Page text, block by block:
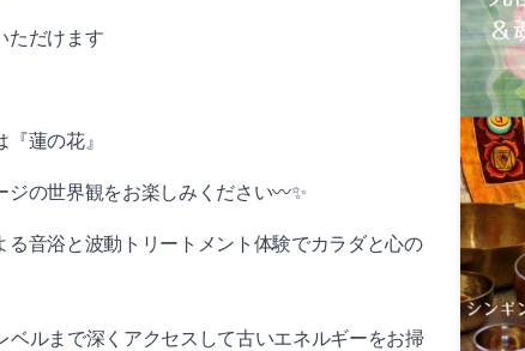
ただけます
蓮の花』
の世界観をお楽しみください〰️✨
る音浴と波動トリートメント体験でカラダと心の
ベルまで深くアクセスして古いエネルギーをお掃